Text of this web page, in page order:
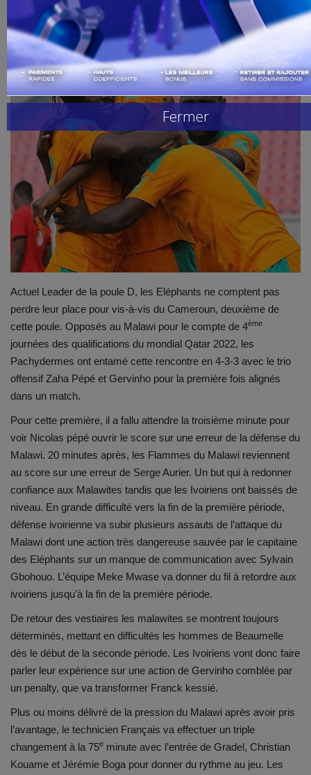
Handball
Buzz de Sport
Combat
Replay
Gallerie
Actuel Leader de la poule D, les Eléphants ne comptent pas
perdre leur place pour vis-à-vis du Cameroun, deuxième de
cette poule. Opposés au Malawi pour le compte de 4ème
journées des qualifications du mondial Qatar 2022, les
Pachydermes ont entamé cette rencontre en 4-3-3 avec le trio
offensif Zaha Pépé et Gervinho pour la première fois alignés
dans un match.
Pour cette première, il a fallu attendre la troisième minute pour
voir Nicolas pépé ouvrir le score sur une erreur de la défense du
Malawi. 20 minutes après, les Flammes du Malawi reviennent
au score sur une erreur de Serge Aurier. Un but qui à redonner
confiance aux Malawites tandis que les Ivoiriens ont baissés de
niveau. En grande difficulté vers la fin de la première période,
défense ivoirienne va subir plusieurs assauts de l’attaque du
Malawi dont une action très dangereuse sauvée par le capitaine
des Eléphants sur un manque de communication avec Sylvain
Gbohouo. L’équipe Meke Mwase va donner du fil à retordre aux
ivoiriens jusqu’à la fin de la première période.
De retour des vestiaires les malawites se montrent toujours
déterminés, mettant en difficultés les hommes de Beaumelle
dès le début de la seconde période. Les Ivoiriens vont donc faire
parler leur expérience sur une action de Gervinho comblée par
un penalty, que va transformer Franck kessié.
Plus ou moins délivré de la pression du Malawi après avoir pris
l’avantage, le technicien Français va effectuer un triple
changement à la 75e minute avec l’entrée de Gradel, Christian
Kouame et Jérémie Boga pour donner du rythme au jeu. Les
Fermer